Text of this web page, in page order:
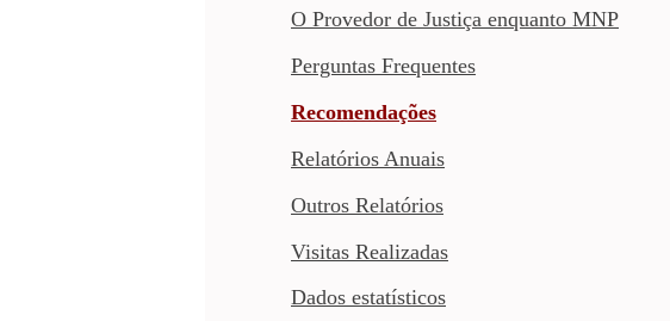
O Provedor de Justiça enquanto MNP
Perguntas Frequentes
Recomendações
Relatórios Anuais
Outros Relatórios
Visitas Realizadas
Dados estatísticos